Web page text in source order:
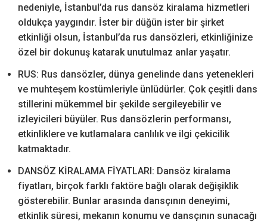
nedeniyle, İstanbul’da rus dansöz kiralama hizmetleri
oldukça yaygındır. İster bir düğün ister bir şirket
etkinliği olsun, İstanbul’da rus dansözleri, etkinliğinize
özel bir dokunuş katarak unutulmaz anlar yaşatır.
RUS: Rus dansözler, dünya genelinde dans yetenekleri
ve muhteşem kostümleriyle ünlüdürler. Çok çeşitli dans
stillerini mükemmel bir şekilde sergileyebilir ve
izleyicileri büyüler. Rus dansözlerin performansı,
etkinliklere ve kutlamalara canlılık ve ilgi çekicilik
katmaktadır.
DANSÖZ KİRALAMA FİYATLARI: Dansöz kiralama
fiyatları, birçok farklı faktöre bağlı olarak değişiklik
gösterebilir. Bunlar arasında dansçının deneyimi,
etkinlik süresi, mekanın konumu ve dansçının sunacağı